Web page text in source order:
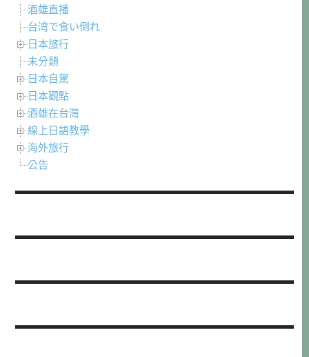
酒雄直播
台湾で食い倒れ
日本旅行
未分類
日本自駕
日本觀點
酒雄在台灣
線上日語教學
海外旅行
公告